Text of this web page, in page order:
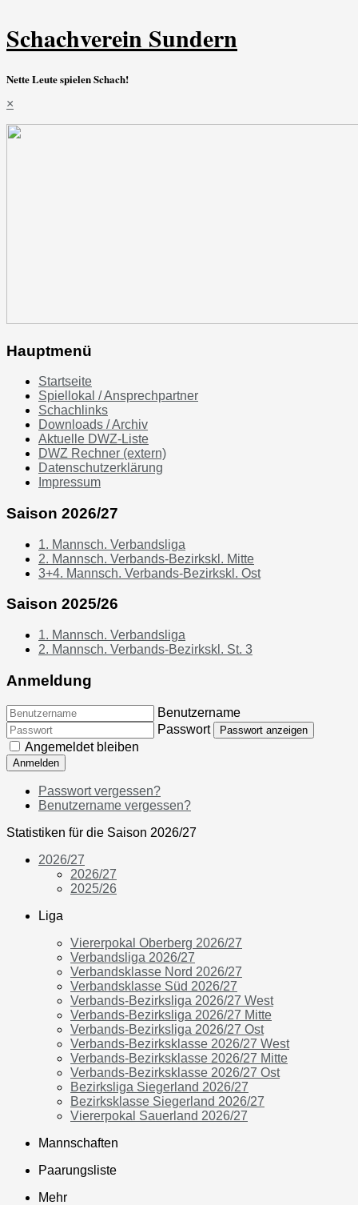
Schachverein Sundern
Nette Leute spielen Schach!
×
Hauptmenü
Startseite
Spiellokal / Ansprechpartner
Schachlinks
Downloads / Archiv
Aktuelle DWZ-Liste
DWZ Rechner (extern)
Datenschutzerklärung
Impressum
Saison 2026/27
1. Mannsch. Verbandsliga
2. Mannsch. Verbands-Bezirkskl. Mitte
3+4. Mannsch. Verbands-Bezirkskl. Ost
Saison 2025/26
1. Mannsch. Verbandsliga
2. Mannsch. Verbands-Bezirkskl. St. 3
Anmeldung
Benutzername
Passwort
Passwort anzeigen
Angemeldet bleiben
Anmelden
Passwort vergessen?
Benutzername vergessen?
Statistiken für die Saison 2026/27
2026/27
2026/27
2025/26
Liga
Viererpokal Oberberg 2026/27
Verbandsliga 2026/27
Verbandsklasse Nord 2026/27
Verbandsklasse Süd 2026/27
Verbands-Bezirksliga 2026/27 West
Verbands-Bezirksliga 2026/27 Mitte
Verbands-Bezirksliga 2026/27 Ost
Verbands-Bezirksklasse 2026/27 West
Verbands-Bezirksklasse 2026/27 Mitte
Verbands-Bezirksklasse 2026/27 Ost
Bezirksliga Siegerland 2026/27
Bezirksklasse Siegerland 2026/27
Viererpokal Sauerland 2026/27
Mannschaften
Paarungsliste
Mehr